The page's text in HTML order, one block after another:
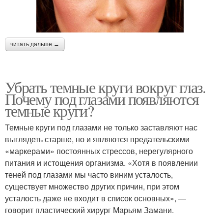
читать дальше →
Убрать темные круги вокруг глаз.
Почему под глазами появляются
темные круги?
Темные круги под глазами не только заставляют нас
выглядеть старше, но и являются предательскими
«маркерами» постоянных стрессов, нерегулярного
питания и истощения организма. «Хотя в появлении
теней под глазами мы часто виним усталость,
существует множество других причин, при этом
усталость даже не входит в список основных», —
говорит пластический хирург Марьям Замани.